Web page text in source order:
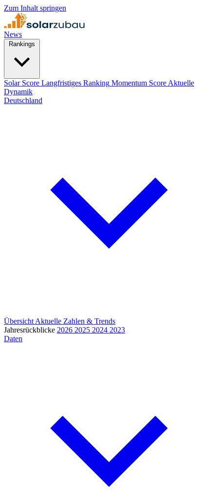
Zum Inhalt springen
News
Solar Score Langfristiges Ranking Momentum Score Aktuelle
Dynamik
Deutschland
Übersicht Aktuelle Zahlen & Trends
Jahresrückblicke 2026 2025 2024 2023
Daten